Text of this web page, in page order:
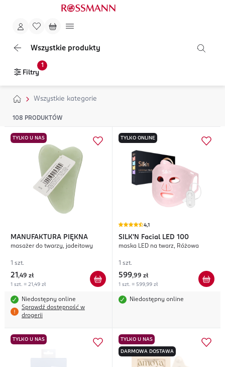
Wszystkie produkty
Filtry
1
Wszystkie kategorie
108 PRODUKTÓW
TYLKO U NAS
MANUFAKTURA PIĘKNA
masażer do twarzy, jadeitowy
1 szt.
21 ,49 zł
1 szt. = 21,49 zł
Niedostępny online
Sprawdź dostępność w
drogerii
TYLKO ONLINE
4,1
SILK'N Facial LED 100
maska LED na twarz, Różowa
1 szt.
599,99 zł
1 szt. = 599,99 zł
Niedostępny online
TYLKO U NAS TYLKO U NAS
DARMOWA DOSTAWA